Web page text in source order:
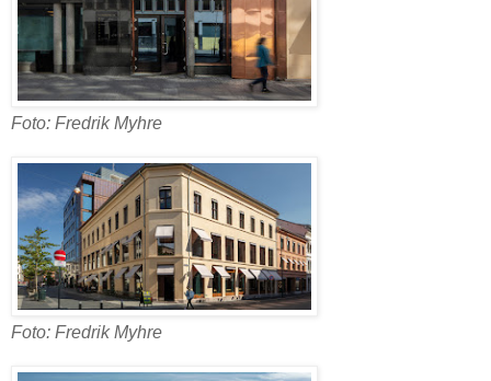
Foto: Fredrik Myhre
Foto: Fredrik Myhre